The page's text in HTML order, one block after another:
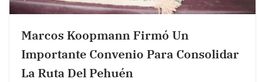
Marcos Koopmann Firmó Un
Importante Convenio Para Consolidar
La Ruta Del Pehuén